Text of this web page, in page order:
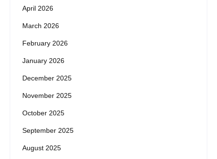
April 2026
March 2026
February 2026
January 2026
December 2025
November 2025
October 2025
September 2025
August 2025